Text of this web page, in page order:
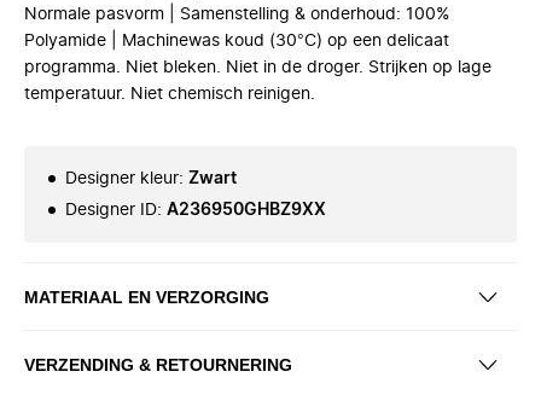
Normale pasvorm | Samenstelling & onderhoud: 100%
Polyamide | Machinewas koud (30°C) op een delicaat
programma. Niet bleken. Niet in de droger. Strijken op lage
temperatuur. Niet chemisch reinigen.
Designer kleur: Zwart
Designer ID: A236950GHBZ9XX
MATERIAAL EN VERZORGING
VERZENDING & RETOURNERING